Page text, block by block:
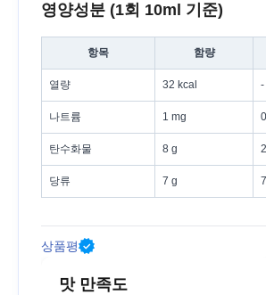
영양성분 (1회 10ml 기준)
항목 함량
열량 32 kcal -
나트륨 1 mg
탄수화물 8 g
당류 7 g
상품평
맛 만족도